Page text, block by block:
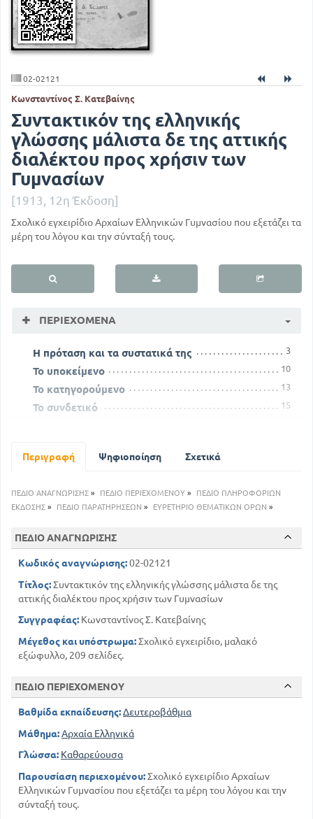
02-02121
Κωνσταντίνος Σ. Κατεβαίνης
Συντακτικόν της ελληνικής
γλώσσης μάλιστα δε της αττικής
διαλέκτου προς χρήσιν των
Γυμνασίων
[1913, 12η Έκδοση]
Σχολικό εγχειρίδιο Αρχαίων Ελληνικών Γυμνασίου που εξετάζει τα
μέρη του λόγου και την σύνταξή τους.
ΠΕΡΙΕΧΌΜΕΝΑ
Η πρόταση και τα συστατικά της 3
Το υποκείμενο 10
Το κατηγορούμενο 13
Το συνδετικό 15
Παράλειψη του συνδετικού
Παράλειψη υποκ και κατηγ
Συμφωνία του κατηγορούμενου προς το
υποκείμενο
γένος και το πρόσωπο
Οι προσδιορισμοί
Οι επιθετικοί προσδιορισμοί
Συμφωνία του επιθετικού προσδιορισμού προς το
ουσιαστικό
Η παράθεση 60
Συμφωνία της παραθέσεως προς το
προσδιοριζόμενο ουσιαστικό
Η γενική επι των ουσιαστικών
Αντικείμενο
Παράλειψη του αντικειμένου
Τα μετ' αιτατ. συντασσόμενα ρήματα 114
Τα μετά διπλής αιτιατ. συντασσόμενα ρήματα
Περιγραφή Ψηφιοποίηση Σχετικά
ΠΕΔΙΟ ΑΝΑΓΝΩΡΙΣΗΣ » ΠΕΔΙΟ ΠΕΡΙΕΧΟΜΕΝΟΥ »
ΠΕΔΙΟ ΠΛΗΡΟΦΟΡΙΩΝ
ΕΚΔΟΣΗΣ » ΠΕΔΙΟ ΠΑΡΑΤΗΡΗΣΕΩΝ » ΕΥΡΕΤΗΡΙΟ ΘΕΜΑΤΙΚΩΝ ΟΡΩΝ »
ΠΕΔΙΟ ΑΝΑΓΝΩΡΙΣΗΣ
Κωδικός αναγνώρισης:02-02121
Τίτλος:Συντακτικόν της ελληνικής γλώσσης μάλιστα δε της
αττικής διαλέκτου προς χρήσιν των Γυμνασίων
Συγγραφέας: Κωνσταντίνος Σ. Κατεβαίνης
Μέγεθος και υπόστρωμα:Σχολικό εγχειρίδιο, μαλακό
εξώφυλλο, 209 σελίδες.
ΠΕΔΙΟ ΠΕΡΙΕΧΟΜΕΝΟΥ
Βαθμίδα εκπαίδευσης:Δευτεροβάθμια
Μάθημα:Αρχαία Ελληνικά
Γλώσσα: Καθαρεύουσα
Παρουσίαση περιεχομένου:Σχολικό εγχειρίδιο Αρχαίων
Ελληνικών Γυμνασίου που εξετάζει τα μέρη του λόγου και την
σύνταξή τους.